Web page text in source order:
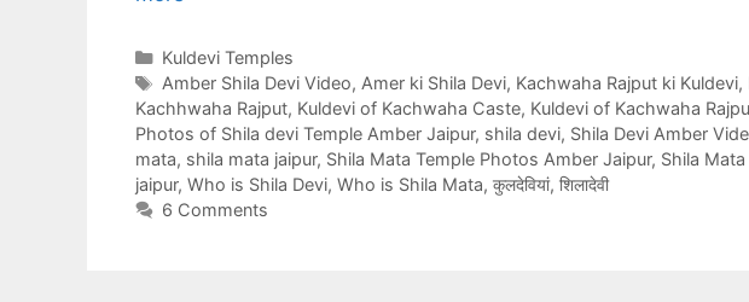
Categories
Kuldevi Temples
Tags
Amber Shila Devi Video, Amer ki Shila Devi, Kachwaha Rajput ki Kuldevi,
Kachhwaha Rajput, Kuldevi of Kachwaha Caste, Kuldevi of Kachwaha
Photos of Shila devi Temple Amber Jaipur, shila devi, Shila Devi Amber
mata, shila mata jaipur, Shila Mata Temple Photos Amber Jaipur, Shila
jaipur, Who is Shila Devi, Who is Shila Mata, कुलदेवियां, शिलादेवी
6 Comments